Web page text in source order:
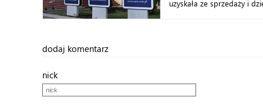
uzyskała ze sprzedaży i
dodaj komentarz
nick